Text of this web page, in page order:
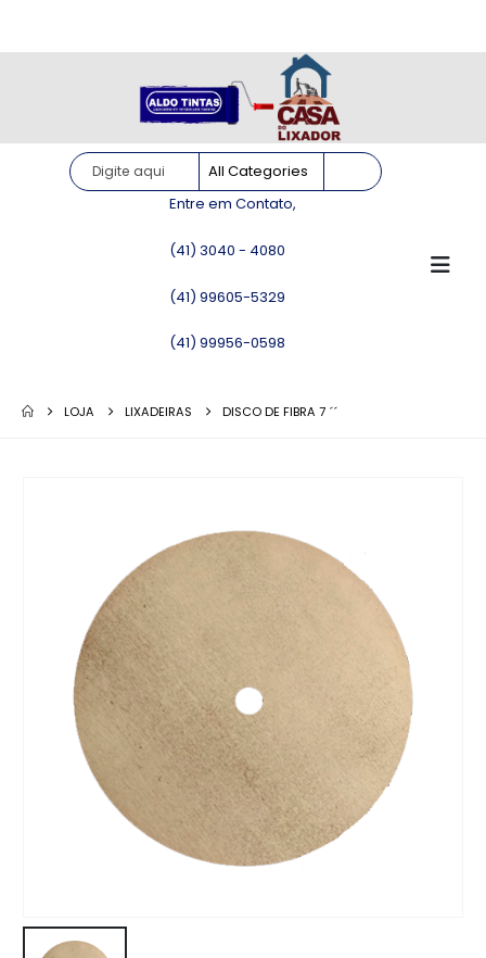
Entre em Contato,
(41) 3040 - 4080
(41) 99605-5329
(41) 99956-0598
LOJA LIXADEIRAS DISCO DE FIBRA 7 ´´